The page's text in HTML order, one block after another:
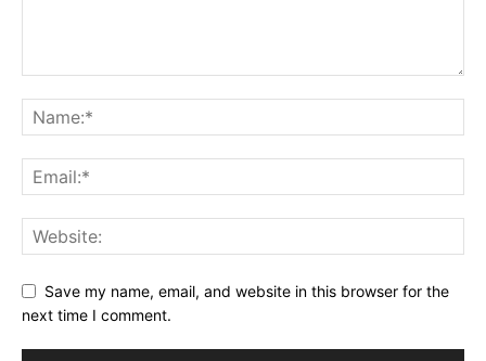
Save my name, email, and website in this browser for the
next time I comment.